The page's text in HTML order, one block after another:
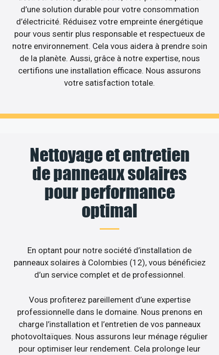
d’une solution durable pour votre consommation
d’électricité. Réduisez votre empreinte énergétique
pour vous sentir plus responsable et respectueux de
notre environnement. Cela vous aidera à prendre soin
de la planète. Aussi, grâce à notre expertise, nous
certifions une installation efficace. Nous assurons
votre satisfaction totale.
Nettoyage et entretien
de panneaux solaires
pour performance
optimal
En optant pour notre société d’installation de
panneaux solaires à Colombies (12), vous bénéficiez
d’un service complet et de professionnel.
Vous profiterez pareillement d’une expertise
professionnelle dans le domaine. Nous prenons en
charge l’installation et l’entretien de vos panneaux
photovoltaïques. Nous assurons leur ménage régulier
pour optimiser leur rendement. Cela prolonge leur